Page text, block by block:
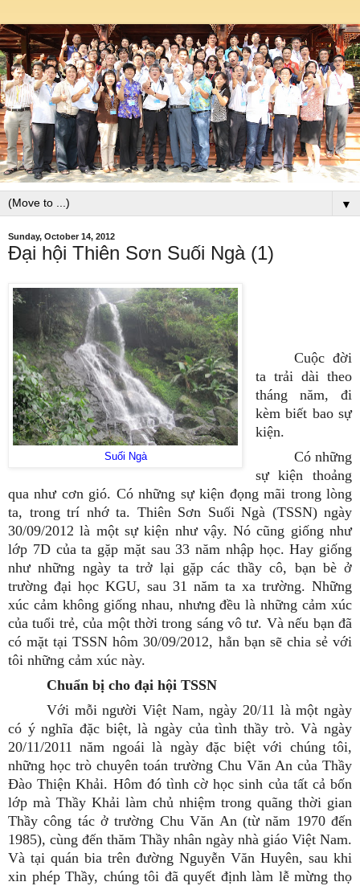
▼
Sunday, October 14, 2012
Đại hội Thiên Sơn Suối Ngà (1)
Suối Ngà
Cuộc đời
ta trải dài theo
tháng năm, đi
kèm biết bao sự
kiện.
Có những
sự kiện thoảng
qua như cơn gió. Có những sự kiện đọng mãi trong lòng
ta, trong trí nhớ ta. Thiên Sơn Suối Ngà (TSSN) ngày
30/09/2012 là một sự kiện như vậy. Nó cũng giống như
lớp 7D của ta gặp mặt sau 33 năm nhập học. Hay giống
như những ngày ta trở lại gặp các thầy cô, bạn bè ở
trường đại học KGU, sau 31 năm ta xa trường. Những
xúc cảm không giống nhau, nhưng đều là những cảm xúc
của tuổi trẻ, của một thời trong sáng vô tư. Và nếu bạn đã
có mặt tại TSSN hôm 30/09/2012, hẳn bạn sẽ chia sẻ với
tôi những cảm xúc này.
Chuẩn bị cho đại hội TSSN
Với mỗi người Việt Nam, ngày 20/11 là một ngày
có ý nghĩa đặc biệt, là ngày của tình thầy trò. Và ngày
20/11/2011 năm ngoái là ngày đặc biệt với chúng tôi,
những học trò chuyên toán trường Chu Văn An của Thầy
Đào Thiện Khải. Hôm đó tình cờ học sinh của tất cả bốn
lớp mà Thầy Khải làm chủ nhiệm trong quãng thời gian
Thầy công tác ở trường Chu Văn An (từ năm 1970 đến
1985), cùng đến thăm Thầy nhân ngày nhà giáo Việt Nam.
Và tại quán bia trên đường Nguyễn Văn Huyên, sau khi
xin phép Thầy, chúng tôi đã quyết định làm lễ mừng thọ